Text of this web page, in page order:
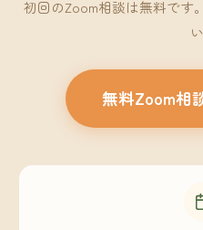
初回のZoom相談は無料です
無料Zoom相